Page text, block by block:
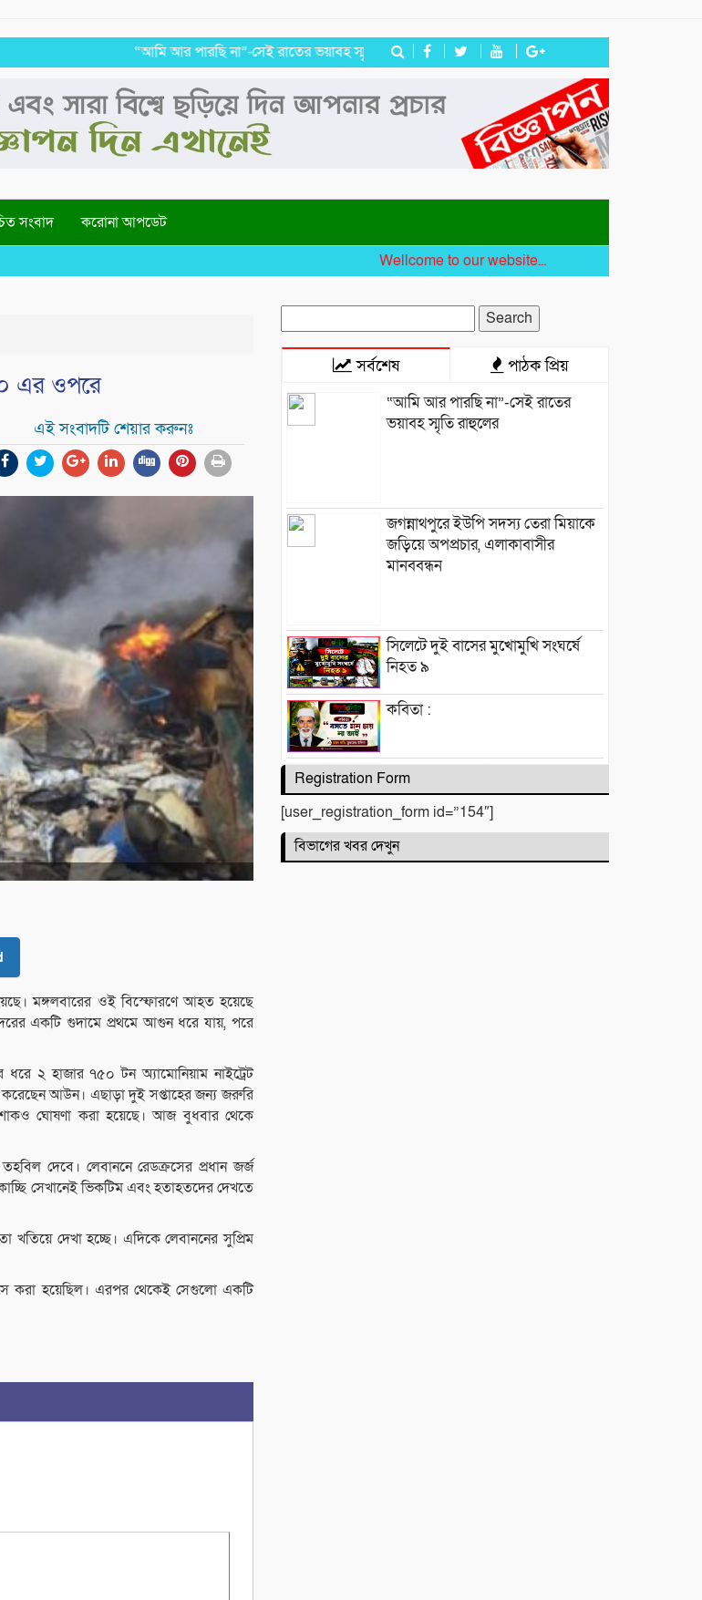
“আমি আর পারছি না”-সেই রাতের ভয়াবহ স্মৃতি রাহুলের জগন্নাথপুরে ইউপি সদস্য তেরা মিয়াকে জড়িয়ে অপপ্রচার,
সংবাদ
করোনা আপডেট
Wellcome to our website...
এর ওপরে
এই সংবাদটি শেয়ার করুনঃ
মঙ্গলবারের ওই বিস্ফোরণে আহত হয়েছে
একটি গুদামে প্রথমে আগুন ধরে যায়, পরে
২ হাজার ৭৫০ টন অ্যামোনিয়াম নাইট্রেট
আউন। এছাড়া দুই সপ্তাহের জন্য জরুরি
শোকও ঘোষণা করা হয়েছে। আজ বুধবার থেকে
দেবে। লেবাননে রেডক্রসের প্রধান জর্জ
সেখানেই ভিকটিম এবং হতাহতদের দেখতে
খতিয়ে দেখা হচ্ছে। এদিকে লেবাননের সুপ্রিম
করা হয়েছিল। এরপর থেকেই সেগুলো একটি
for:
সর্বশেষ পাঠক প্রিয়
“আমি আর পারছি না”-সেই রাতের
ভয়াবহ স্মৃতি রাহুলের
জগন্নাথপুরে ইউপি সদস্য তেরা মিয়াকে
জড়িয়ে অপপ্রচার, এলাকাবাসীর
মানববন্ধন
সিলেটে দুই বাসের মুখোমুখি সংঘর্ষে
নিহত ৯
কবিতা :
টিলা খেকোদের দৌরাত্ম্যে জৈন্তাপুরে
পরিবেশ বিপর্যয়, আতঙ্কে প্রবাসী পরিবার
Registration Form
[user_registration_form id=”154″]
বিভাগের খবর দেখুন